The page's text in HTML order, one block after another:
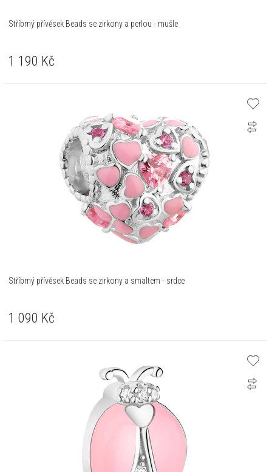
Stříbrný přívěsek Beads se zirkony a perlou - mušle
1 190 Kč
Stříbrný přívěsek Beads se zirkony a smaltem - srdce
1 090 Kč